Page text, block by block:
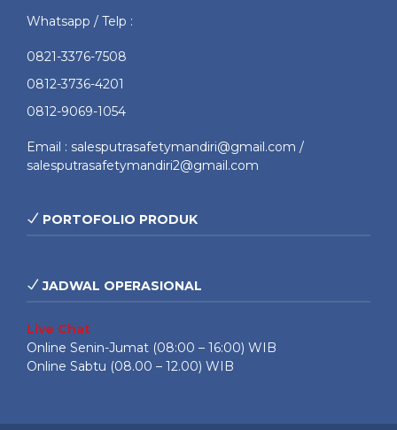
Whatsapp / Telp :
0821-3376-7508
0812-3736-4201
0812-9069-1054
Email : salesputrasafetymandiri@gmail.com /
salesputrasafetymandiri2@gmail.com
PORTOFOLIO PRODUK
JADWAL OPERASIONAL
Live Chat
Online Senin-Jumat (08:00 – 16:00) WIB
Online Sabtu (08.00 – 12.00) WIB